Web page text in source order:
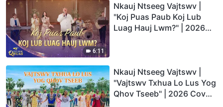
6:11
Nkauj Ntseeg Vajtswv |
"Koj Puas Paub Koj Lub
Luag Hauj Lwm?" | 2026
Nkauj Ntseeg Vajtswv |
"Vajtswv Txhua Lo Lus Yog
Qhov Tseeb" | 2026 Cov